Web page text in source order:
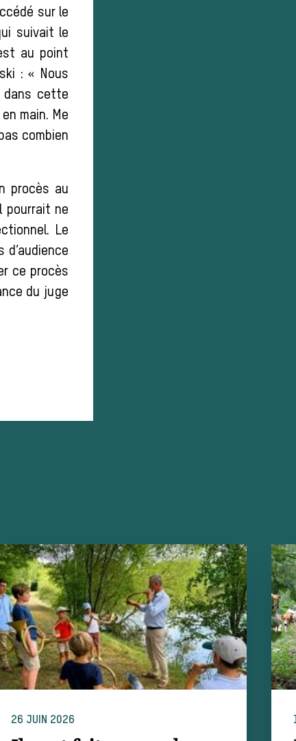
sur le
suivait le
au point
: « Nous
dans cette
main. Me
combien
procès au
pourrait ne
Le
d’audience
ce procès
du juge
26 JUIN 2026